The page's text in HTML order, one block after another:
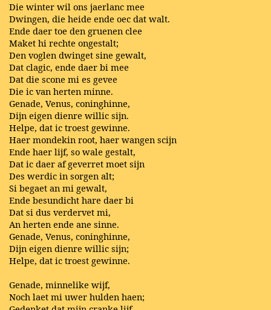
Die winter wil ons jaerlanc mee
Dwingen, die heide ende oec dat walt.
Ende daer toe den gruenen clee
Maket hi rechte ongestalt;
Den voglen dwinget sine gewalt,
Dat clagic, ende daer bi mee
Dat die scone mi es gevee
Die ic van herten minne.
Genade, Venus, coninghinne,
Dijn eigen dienre willic sijn.
Helpe, dat ic troest gewinne.
Haer mondekin root, haer wangen scijn
Ende haer lijf, so wale gestalt,
Dat ic daer af geverret moet sijn
Des werdic in sorgen alt;
Si begaet an mi gewalt,
Ende besundicht hare daer bi
Dat si dus verdervet mi,
An herten ende ane sinne.
Genade, Venus, coninghinne,
Dijn eigen dienre willic sijn;
Helpe, dat ic troest gewinne.
Genade, minnelike wijf,
Noch laet mi uwer hulden haen;